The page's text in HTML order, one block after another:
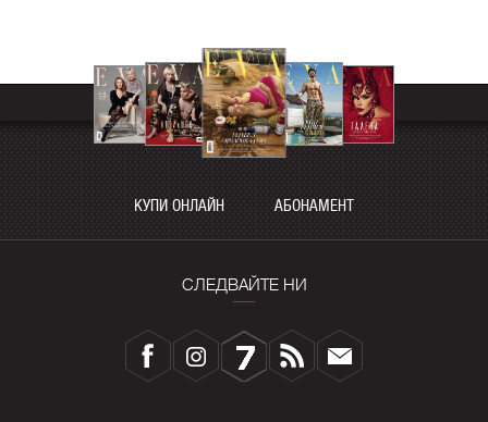
КУПИ ОНЛАЙН АБОНАМЕНТ
СЛЕДВАЙТЕ НИ